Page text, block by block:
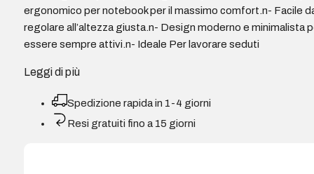
ergonomico per notebook per il massimo comfort.n- Facile
regolare all’altezza giusta.n- Design moderno e minimalista
essere sempre attivi.n- Ideale Per lavorare seduti
Leggi di più
Spedizione rapida in 1-4 giorni
Resi gratuiti fino a 15 giorni